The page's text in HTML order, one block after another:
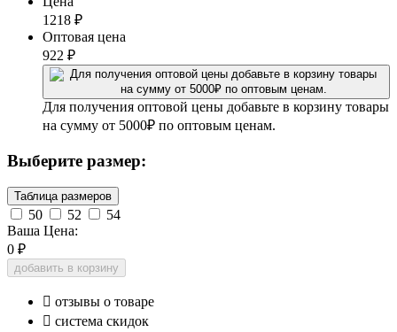
1218 ₽
Оптовая цена
922 ₽
Для получения оптовой цены добавьте в корзину товары
на сумму от 5000₽ по оптовым ценам.
Выберите размер:
Таблица размеров
50 52
54
Ваша Цена:
0 ₽
добавить в корзину
 отзывы о товаре
 система скидок